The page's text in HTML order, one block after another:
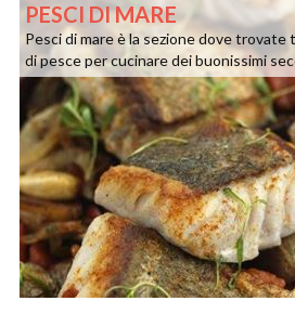
PESCI DI MARE
Pesci di mare è la sezione dove
di pesce per cucinare dei buonissimi